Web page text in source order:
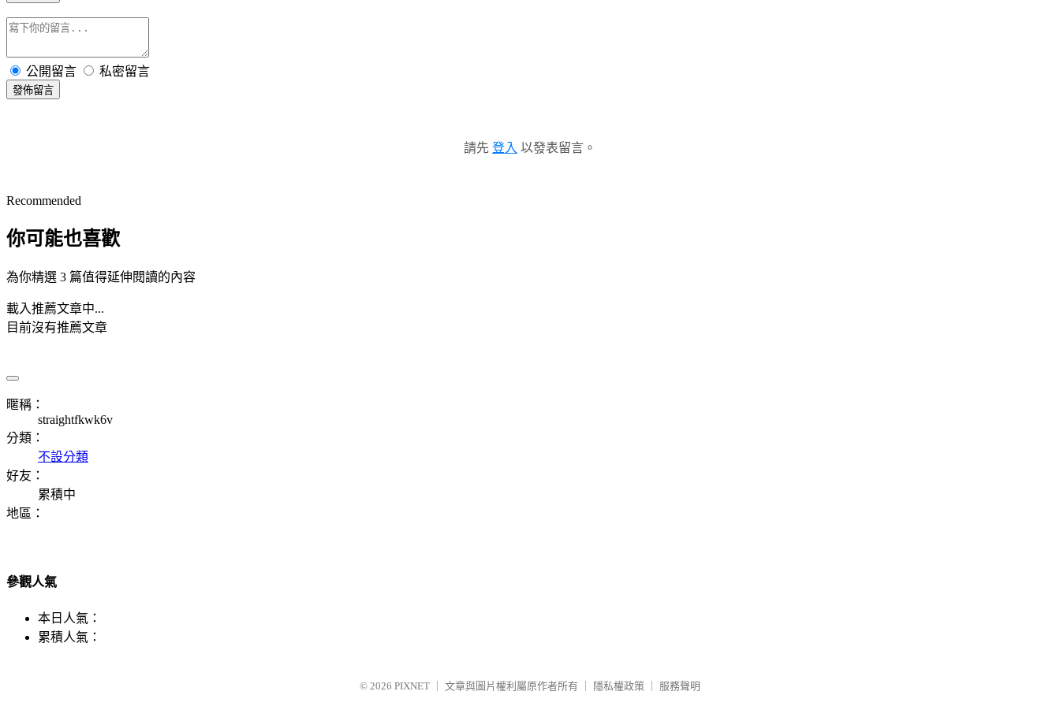
公開留言 私密留言
發佈留言
請先 登入 以發表留言。
Recommended
你可能也喜歡
為你精選 3 篇值得延伸閱讀的內容
載入推薦文章中...
目前沒有推薦文章
暱稱：
straightfkwk6v
分類：
不設分類
好友：
累積中
地區：
參觀人氣
本日人氣：
累積人氣：
© 2026 PIXNET 文章與圖片權利屬原作者所有 隱私權政策 服務聲明